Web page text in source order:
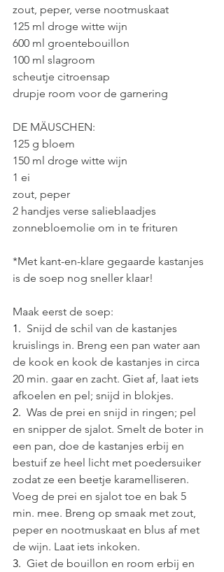
zout, peper, verse nootmuskaat
125 ml droge witte wijn
600 ml groentebouillon
100 ml slagroom
scheutje citroensap
drupje room voor de garnering
DE MÄUSCHEN:
125 g bloem
150 ml droge witte wijn
1 ei
zout, peper
2 handjes verse salieblaadjes
zonnebloemolie om in te frituren
*Met kant-en-klare gegaarde kastanjes
is de soep nog sneller klaar!
Maak eerst de soep:
1. Snijd de schil van de kastanjes
kruislings in. Breng een pan water aan
de kook en kook de kastanjes in circa
20 min. gaar en zacht. Giet af, laat iets
afkoelen en pel; snijd in blokjes.
2. Was de prei en snijd in ringen; pel
en snipper de sjalot. Smelt de boter in
een pan, doe de kastanjes erbij en
bestuif ze heel licht met poedersuiker
zodat ze een beetje karamelliseren.
Voeg de prei en sjalot toe en bak 5
min. mee. Breng op smaak met zout,
peper en nootmuskaat en blus af met
de wijn. Laat iets inkoken.
3. Giet de bouillon en room erbij en